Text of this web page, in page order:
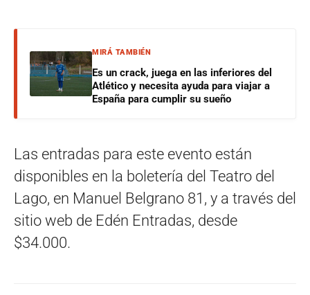
MIRÁ TAMBIÉN
Es un crack, juega en las inferiores del
Atlético y necesita ayuda para viajar a
España para cumplir su sueño
Las entradas para este evento están
disponibles en la boletería del Teatro del
Lago, en Manuel Belgrano 81, y a través del
sitio web de Edén Entradas, desde
$34.000.